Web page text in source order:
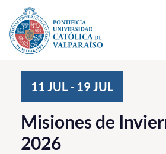
Click acá para ir directamente al contenido
Investigación, Creación e
PUCV Internacional
Vinculación con el Medio
11 JUL - 19 JUL
Misiones de
2026